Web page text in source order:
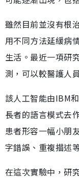
雖然目前並沒有根
用不同方法延緩病
生活。最近一項研
測，可以較醫護人
該人工智能由IBM
長者的語言模式去
患者形容一幅小朋
字錯誤、重複描述
在這次實驗中，研